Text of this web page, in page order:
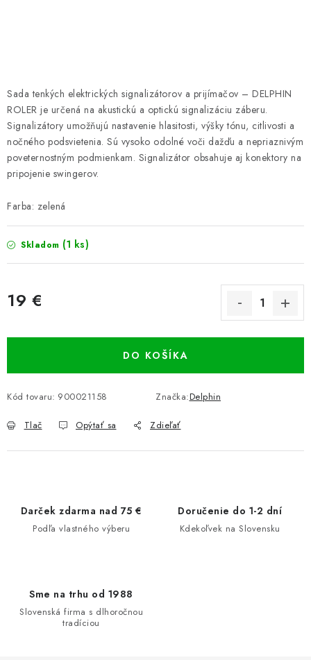
NAVIJAKY
PRÚTY
KONTAKTY
Sada tenkých elektrických signalizátorov a prijímačov – DELPHIN
ROLER je určená na akustickú a optickú signalizáciu záberu.
Signalizátory umožňujú nastavenie hlasitosti, výšky tónu, citlivosti a
nočného podsvietenia. Sú vysoko odolné voči dažďu a nepriaznivým
poveternostným podmienkam. Signalizátor obsahuje aj konektory na
pripojenie swingerov.
Farba: zelená
Skladom (1 ks)
19 €
DO KOŠÍKA
Kód tovaru: 900021158 Značka:Delphin
Tlač Opýtať sa Zdieľať
Darček zdarma nad 75 €
Podľa vlastného výberu
Doručenie do 1-2 dní
Kdekoľvek na Slovensku
Sme na trhu od 1988
Slovenská firma s dlhoročnou
tradíciou